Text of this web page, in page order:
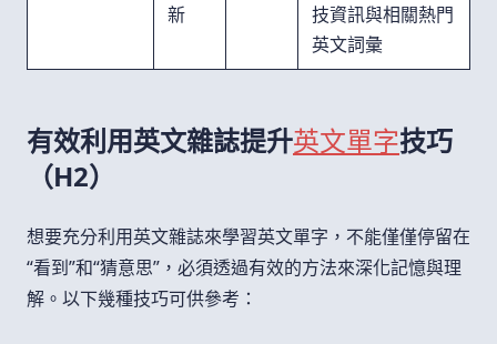
新
技資訊與相關熱門
英文詞彙
有效利用英文雜誌提升英文單字技巧
（H2）
想要充分利用英文雜誌來學習英文單字，不能僅僅停留在
“看到”和“猜意思”，必須透過有效的方法來深化記憶與理
解。以下幾種技巧可供參考：